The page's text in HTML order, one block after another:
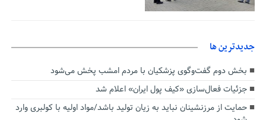
جديدترين ها
بخش دوم گفت‌وگوی پزشکیان با مردم امشب پخش می‌شود
جزئیات فعال‌سازی «کیف پول ایران» اعلام شد
حمایت از مرزنشینان نباید به زیان تولید باشد/مواد اولیه با کولبری وارد